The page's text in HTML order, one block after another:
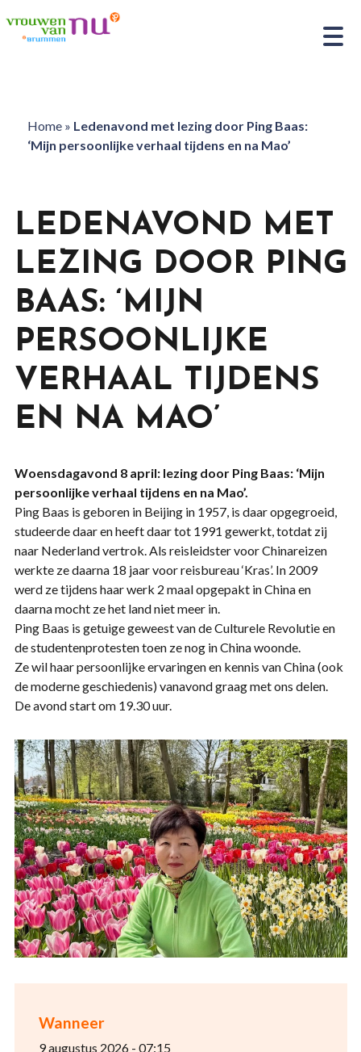
Home» Ledenavond met lezing door Ping Baas:
‘Mijn persoonlijke verhaal tijdens en na Mao’
Wanneer
9 augustus 2026 - 07:15
LEDENAVOND MET
LEZING DOOR PING
BAAS: ‘MIJN
PERSOONLIJKE
VERHAAL TIJDENS
EN NA MAO’
Woensdagavond 8 april: lezing door Ping Baas: ‘Mijn
persoonlijke verhaal tijdens en na Mao’.
Ping Baas is geboren in Beijing in 1957, is daar opgegroeid,
studeerde daar en heeft daar tot 1991 gewerkt, totdat zij
naar Nederland vertrok. Als reisleidster voor Chinareizen
werkte ze daarna 18 jaar voor reisbureau ‘Kras’. In 2009
werd ze tijdens haar werk 2 maal opgepakt in China en
daarna mocht ze het land niet meer in.
Ping Baas is getuige geweest van de Culturele Revolutie en
de studentenprotesten toen ze nog in China woonde.
Ze wil haar persoonlijke ervaringen en kennis van China (ook
de moderne geschiedenis) vanavond graag met ons delen.
De avond start om 19.30 uur.